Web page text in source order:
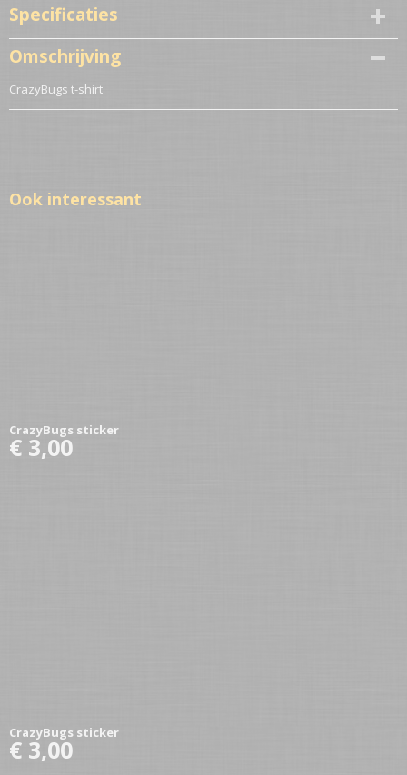
Specificaties
Productcode
221-9306
Netto gewicht
1,00 Kg
Omschrijving
CrazyBugs t-shirt
Ook interessant
CrazyBugs sticker
€ 3,00
CrazyBugs sticker
€ 3,00